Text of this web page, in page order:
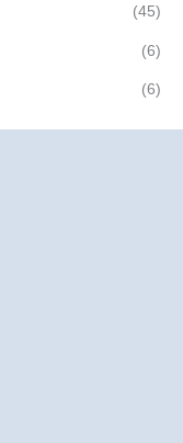
(45)
(6)
(6)